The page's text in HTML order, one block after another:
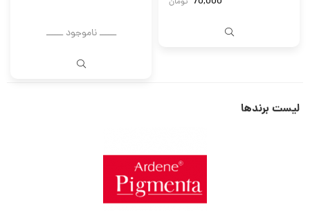
ــــــ ناموجود ــــــ
لیست برندها